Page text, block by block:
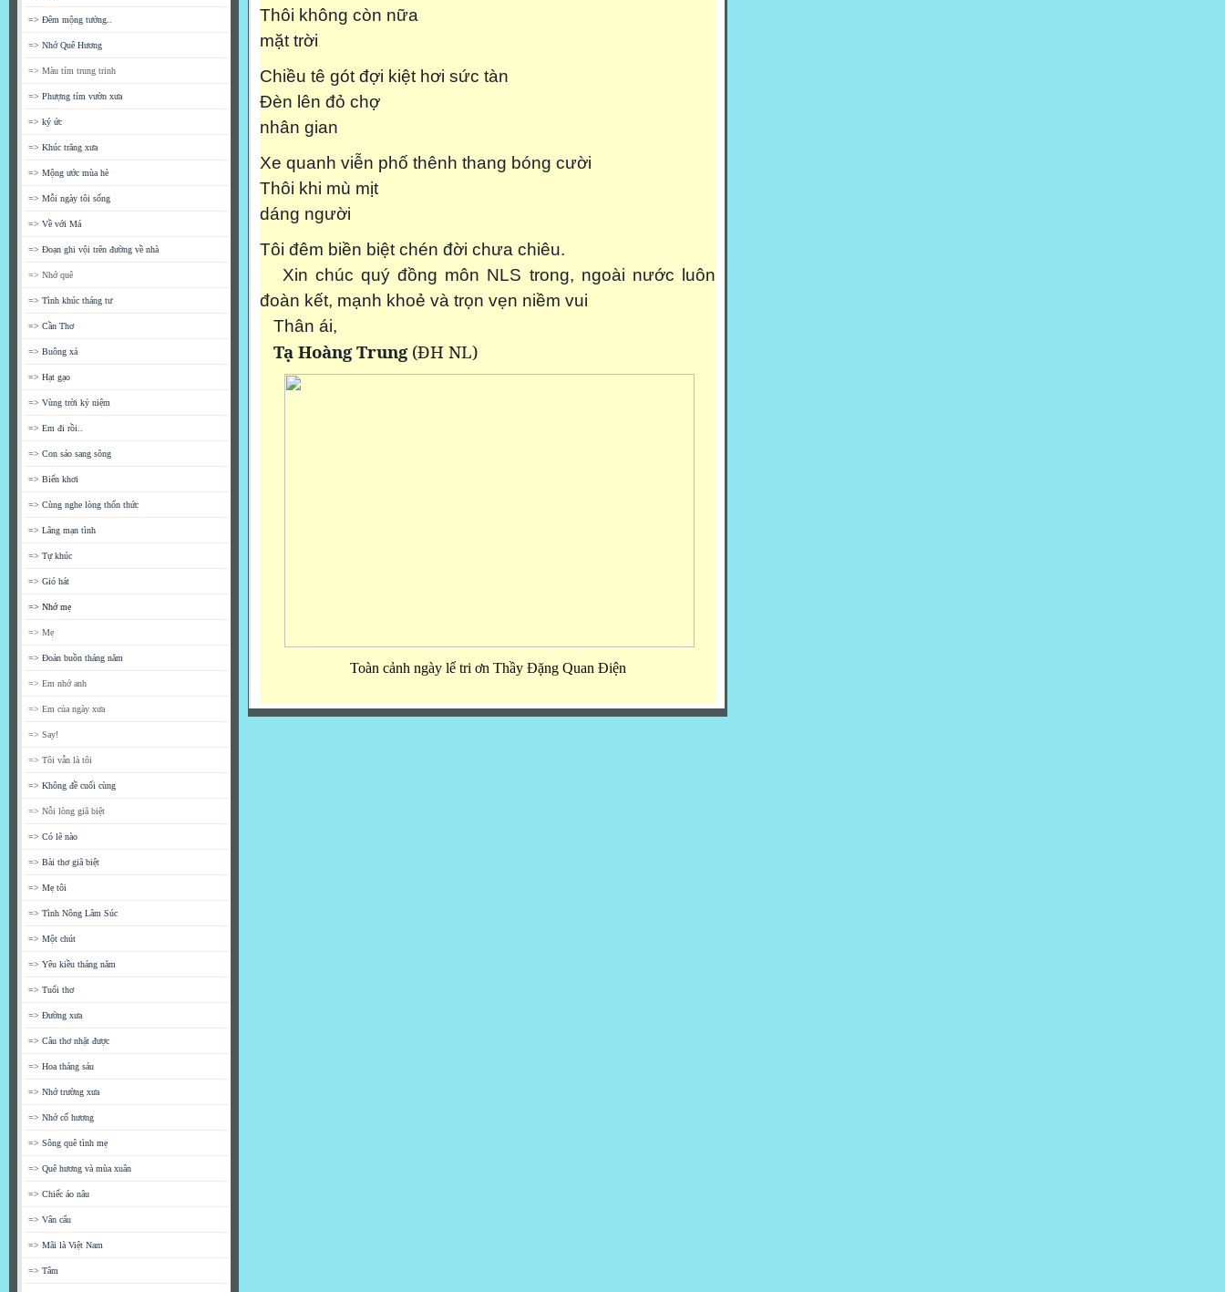
=> Đêm mộng tưởng..
=> Nhớ Quê Hương
=> Màu tím trung trinh
=> Phượng tím vườn xưa
=> ký ức
=> Khúc trăng xưa
=> Mộng ước mùa hè
=> Mỗi ngày tôi sống
=> Về với Má
=> Đoạn ghi vội trên đường về nhà
=> Nhớ quê
=> Tình khúc tháng tư
=> Cần Thơ
=> Buông xả
=> Hạt gạo
=> Vùng trời kỷ niệm
=> Em đi rồi..
=> Con sáo sang sông
=> Biển khơi
=> Cùng nghe lòng thổn thức
=> Lãng mạn tình
=> Tự khúc
=> Gió hát
=> Nhớ mẹ
=> Mẹ
=> Đoản buồn tháng năm
=> Em nhớ anh
=> Em của ngày xưa
=> Say!
=> Tôi vẫn là tôi
=> Không đề cuối cùng
=> Nỗi lòng giã biệt
=> Có lẽ nào
=> Bài thơ giã biệt
=> Mẹ tôi
=> Tình Nông Lâm Súc
=> Một chút
=> Yêu kiều tháng năm
=> Tuổi thơ
=> Đường xưa
=> Câu thơ nhặt được
=> Hoa tháng sáu
=> Nhớ trường xưa
=> Nhớ cố hương
=> Sông quê tình mẹ
=> Quê hương và mùa xuân
=> Chiếc áo nâu
=> Vân cẩu
=> Mãi là Việt Nam
=> Tâm
Thôi không còn nữa
mặt trời
Chiều tê gót đợi kiệt hơi sức tàn
Đèn lên đỏ chợ
nhân gian
Xe quanh viễn phố thênh thang bóng cười
Thôi khi mù mịt
dáng người
Tôi đêm biền biệt chén đời chưa chiêu.
Xin chúc quý đồng môn NLS trong, ngoài nước luôn
đoàn kết, mạnh khoẻ và trọn vẹn niềm vui
Thân ái,
Tạ Hoàng Trung(ĐH NL)
Toàn cảnh ngày lể tri ơn Thầy Đặng Quan Điện